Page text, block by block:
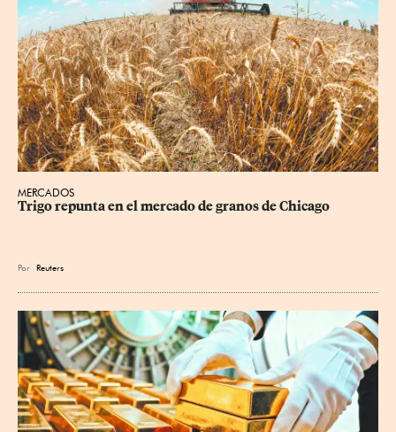
MERCADOS
Trigo repunta en el mercado de granos de Chicago
Por Reuters